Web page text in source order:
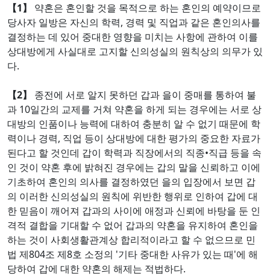
【1】
약혼은 혼인할 것을 목적으로 하는 혼인의 예약이므로
당사자 일방은 자신의 학력, 경력 및 직업과 같은 혼인의사를
결정하는 데 있어 중대한 영향을 미치는 사항에 관하여 이를
상대방에게 사실대로 고지할 신의성실의 원칙상의 의무가 있
다.
【2】
종전에 서로 알지 못하던 갑과 을이 중매를 통하여 불
과 10일간의 교제를 거쳐 약혼을 하게 되는 경우에는 서로 상
대방의 인품이나 능력에 대하여 충분히 알 수 없기 때문에 학
력이나 경력, 직업 등이 상대방에 대한 평가의 중요한 자료가
된다고 할 것인데 갑이 학력과 직장에서의 직종•직급 등을 속
인 것이 약혼 후에 밝혀진 경우에는 갑의 말을 신뢰하고 이에
기초하여 혼인의 의사를 결정하였던 을의 입장에서 보면 갑
의 이러한 신의성실의 원칙에 위반한 행위로 인하여 갑에 대
한 믿음이 깨어져 갑과의 사이에 애정과 신뢰에 바탕을 둔 인
격적 결합을 기대할 수 없어 갑과의 약혼을 유지하여 혼인을
하는 것이 사회생활관계상 합리적이라고 할 수 없으므로 민
법 제804조 제8호 소정의 '기타 중대한 사유가 있는 때'에 해
당하여 갑에 대한 약혼의 해제는 적법하다.